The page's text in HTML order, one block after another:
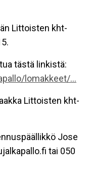
Littoisten kht-
tästä linkistä:
lomakkeet/...
Littoisten kht-
Jose
tai 050